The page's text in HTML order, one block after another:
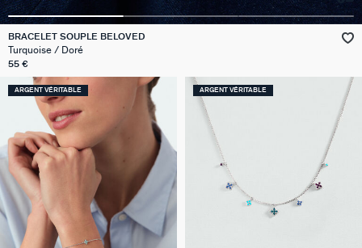
VICTOIRE
GÉNÉRATION AGATHA
SUR LA PEAU
BRACELET SOUPLE BELOVED
Turquoise / Doré
55 €
ARGENT VÉRITABLE ARGENT VÉRITABLE